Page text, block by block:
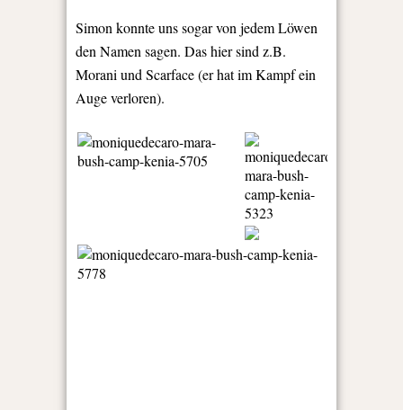
Simon konnte uns sogar von jedem Löwen
den Namen sagen. Das hier sind z.B.
Morani und Scarface (er hat im Kampf ein
Auge verloren).